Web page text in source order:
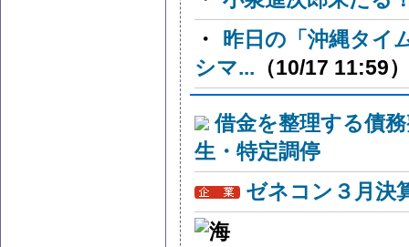
・
昨日の「沖縄タイ
シマ... （10/17 11:59）
借金を整理する債
生・特定調停
ゼネコン３月決